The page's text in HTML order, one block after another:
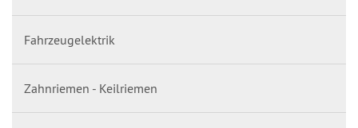
Fahrzeugelektrik
Zahnriemen - Keilriemen